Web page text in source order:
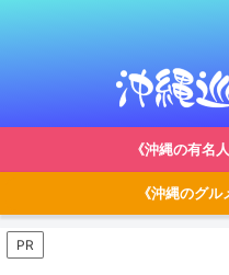
《沖縄の有名
《沖縄のグル
PR